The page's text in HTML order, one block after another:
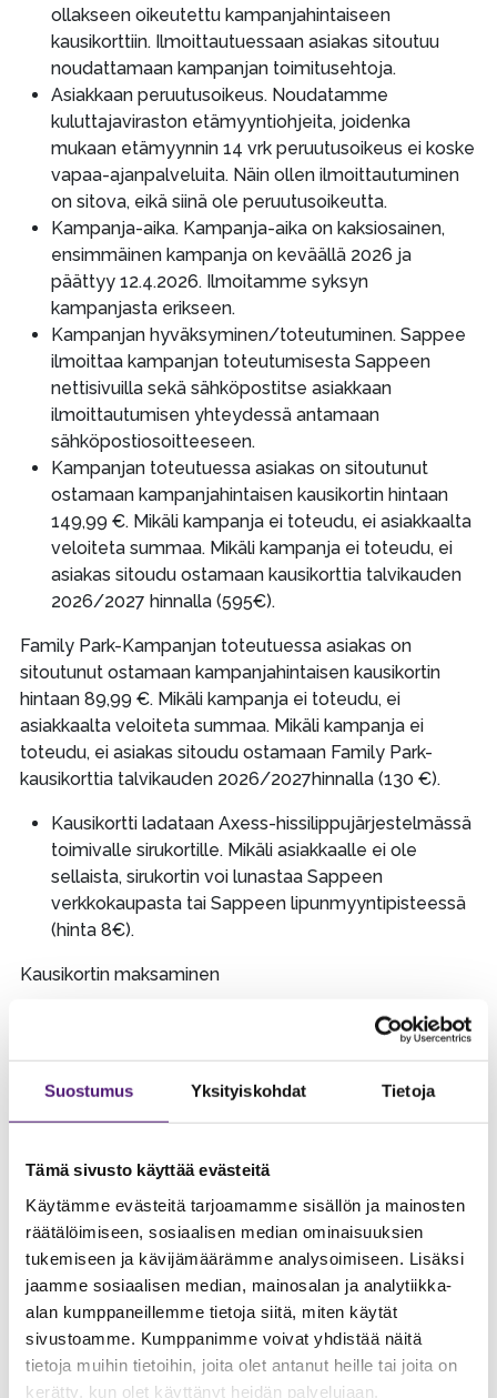
Suostumus Yksityiskohdat Tietoja
Tämä sivusto käyttää evästeitä
Käytämme evästeitä tarjoamamme sisällön ja mainosten
räätälöimiseen, sosiaalisen median ominaisuuksien
tukemiseen ja kävijämäärämme analysoimiseen. Lisäksi
jaamme sosiaalisen median, mainosalan ja analytiikka-
alan kumppaneillemme tietoja siitä, miten käytät
sivustoamme. Kumppanimme voivat yhdistää näitä
tietoja muihin tietoihin, joita olet antanut heille tai joita on
kerätty, kun olet käyttänyt heidän palvelujaan.
ollakseen oikeutettu kampanjahintaiseen
kausikorttiin. Ilmoittautuessaan asiakas sitoutuu
noudattamaan kampanjan toimitusehtoja.
Asiakkaan peruutusoikeus. Noudatamme
kuluttajaviraston etämyyntiohjeita, joidenka
mukaan etämyynnin 14 vrk peruutusoikeus ei koske
vapaa-ajanpalveluita. Näin ollen ilmoittautuminen
on sitova, eikä siinä ole peruutusoikeutta.
Kampanja-aika. Kampanja-aika on kaksiosainen,
ensimmäinen kampanja on keväällä 2026 ja
päättyy 12.4.2026. Ilmoitamme syksyn
kampanjasta erikseen.
Kampanjan hyväksyminen/toteutuminen. Sappee
ilmoittaa kampanjan toteutumisesta Sappeen
nettisivuilla sekä sähköpostitse asiakkaan
ilmoittautumisen yhteydessä antamaan
sähköpostiosoitteeseen.
Kampanjan toteutuessa asiakas on sitoutunut
ostamaan kampanjahintaisen kausikortin hintaan
149,99 €. Mikäli kampanja ei toteudu, ei asiakkaalta
veloiteta summaa. Mikäli kampanja ei toteudu, ei
asiakas sitoudu ostamaan kausikorttia talvikauden
2026/2027 hinnalla (595€).
Family Park-Kampanjan toteutuessa asiakas on
sitoutunut ostamaan kampanjahintaisen kausikortin
hintaan 89,99 €. Mikäli kampanja ei toteudu, ei
asiakkaalta veloiteta summaa. Mikäli kampanja ei
toteudu, ei asiakas sitoudu ostamaan Family Park-
kausikorttia talvikauden 2026/2027hinnalla (130 €).
Kausikortti ladataan Axess-hissilippujärjestelmässä
toimivalle sirukortille. Mikäli asiakkaalle ei ole
sellaista, sirukortin voi lunastaa Sappeen
verkkokaupasta tai Sappeen lipunmyyntipisteessä
(hinta 8€).
Kausikortin maksaminen
Kampanjan toteutuessa Sappee lähettää
asiakkaalle, asiakkaan ilmoittautumisen yhteydessä
sähköpostiviestin. Viestissä on maksulinkki Sappeen
verkkokauppaan, jossa kausikortti maksetaan.
(12.5.2026). Myöhässä olevasta maksusta peritään
kuluttajasuojan mukainen viivästyskorko.
Mikäli asiakas ei suorita maksua toisen
maksuhuomautuksen jälkeen, on Sappeella oikeus
laittaa maksu perintään.
Kevään 2026 kampanjan kausikortin voi maksaa
joustavilla maksutavoilla Paytrailin maksupalvelun
kautta.
Paytraililtä löytyy useampi osamaksun tarjoava